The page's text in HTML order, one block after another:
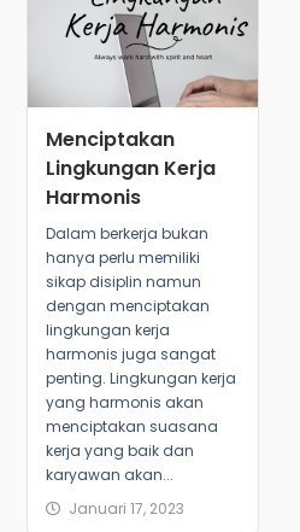
Menciptakan
Lingkungan Kerja
Harmonis
Dalam berkerja bukan
hanya perlu memiliki
sikap disiplin namun
dengan menciptakan
lingkungan kerja
harmonis juga sangat
penting. Lingkungan kerja
yang harmonis akan
menciptakan suasana
kerja yang baik dan
karyawan akan...
Januari 17, 2023